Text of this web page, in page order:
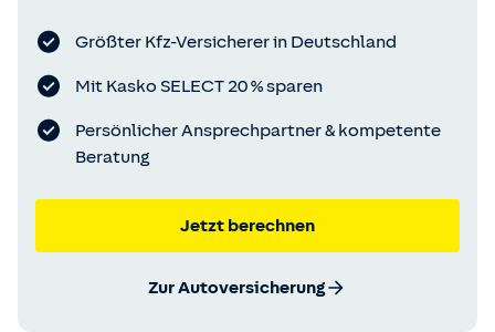
Größter Kfz-Versicherer in Deutschland
Mit Kasko SELECT 20 % sparen
Persönlicher Ansprechpartner & kompetente
Beratung
Jetzt berechnen
Zur Autoversicherung